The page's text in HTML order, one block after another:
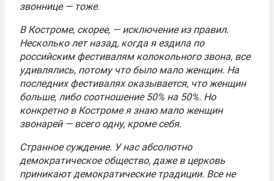
звоннице — тоже.
В Костроме, скорее, — исключение из правил.
Несколько лет назад, когда я ездила по
российским фестивалям колокольного звона, все
удивлялись, потому что было мало женщин. На
последних фестивалях оказывается, что женщин
больше, либо соотношение 50% на 50%. Но
конкретно в Костроме я знаю мало женщин
звонарей — всего одну, кроме себя.
Странное суждение. У нас абсолютно
демократическое общество, даже в церковь
приникают демократические традиции. Все не